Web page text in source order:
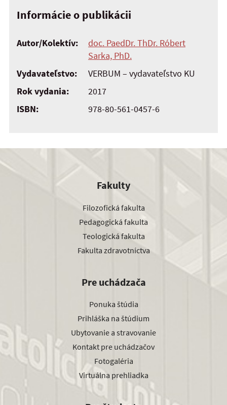
Informácie o publikácii
Autor/Kolektív:
doc. PaedDr. ThDr. Róbert
Sarka, PhD.
Vydavateľstvo:
VERBUM – vydavateľstvo KU
Rok vydania:
2017
ISBN:
978-80-561-0457-6
Fakulty
Filozofická fakulta
Pedagogická fakulta
Teologická fakulta
Fakulta zdravotníctva
Pre uchádzača
Ponuka štúdia
Prihláška na štúdium
Ubytovanie a stravovanie
Kontakt pre uchádzačov
Fotogaléria
Virtuálna prehliadka